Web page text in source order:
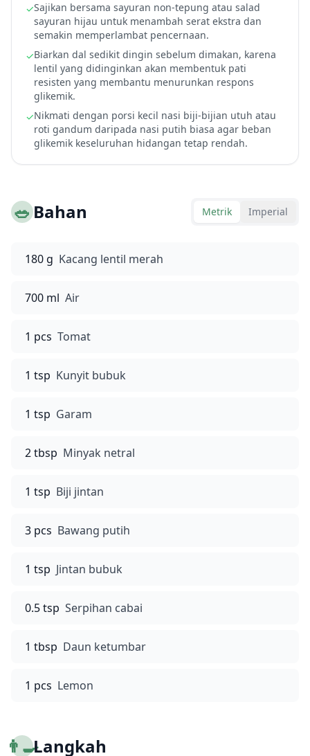
✓Sajikan bersama sayuran non-tepung atau salad
sayuran hijau untuk menambah serat ekstra dan
semakin memperlambat pencernaan.
✓Biarkan dal sedikit dingin sebelum dimakan, karena
lentil yang didinginkan akan membentuk pati
resisten yang membantu menurunkan respons
glikemik.
✓Nikmati dengan porsi kecil nasi biji-bijian utuh atau
roti gandum daripada nasi putih biasa agar beban
glikemik keseluruhan hidangan tetap rendah.
🥗Bahan Metrik Imperial
180 g Kacang lentil merah
700 ml Air
1 pcs Tomat
1 tsp Kunyit bubuk
1 tsp Garam
2 tbsp Minyak netral
1 tsp Biji jintan
3 pcs Bawang putih
1 tsp Jintan bubuk
0.5 tsp Serpihan cabai
1 tbsp Daun ketumbar
1 pcs Lemon
👨‍🍳Langkah